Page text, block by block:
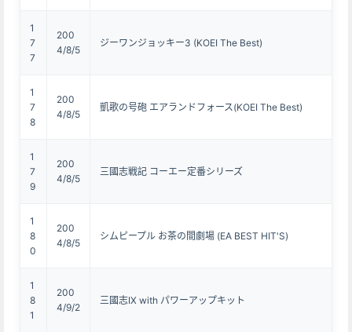
1
7
7
200
4/8/5
ジーワンジョッキー3 (KOEI The Best)
1
7
8
200
4/8/5
凱歌の号砲 エアランドフォース(KOEI The Best)
1
7
9
200
4/8/5
三國志戦記 コーエー定番シリーズ
1
8
0
200
4/8/5
シムピープル お茶の間劇場 (EA BEST HIT'S)
1
8
1
200
4/9/2
三國志IX with パワーアップキット